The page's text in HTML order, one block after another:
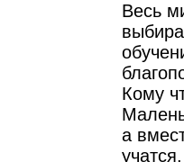
Весь
Кому
а
учатся.